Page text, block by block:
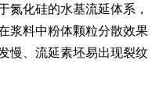
氮化硅的水基流延体系，
浆料中粉体颗粒分散效果
慢、流延素坯易出现裂纹